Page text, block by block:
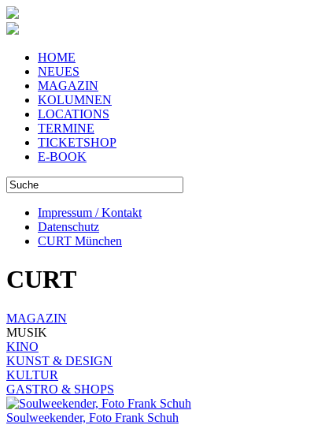
HOME
NEUES
MAGAZIN
KOLUMNEN
LOCATIONS
TERMINE
TICKETSHOP
E-BOOK
Impressum / Kontakt
Datenschutz
CURT München
CURT
MAGAZIN
MUSIK
KINO
KUNST & DESIGN
KULTUR
GASTRO & SHOPS
Soulweekender, Foto Frank Schuh